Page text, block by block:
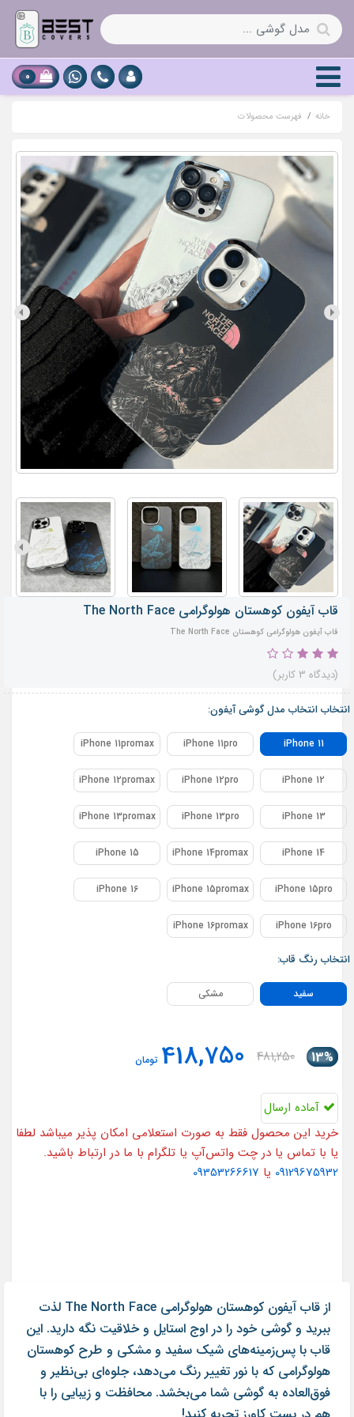
0
خانه فهرست محصولات
قاب آیفون کوهستان هولوگرامی The North Face
قاب آیفون هولوگرامی کوهستان The North Face
(دیدگاه 3 کاربر)
انتخاب انتخاب مدل گوشی آیفون:
iPhone 11
iPhone 11pro
iPhone 11promax
iPhone 12
iPhone 12pro
iPhone 12promax
iPhone 13
iPhone 13pro
iPhone 13promax
iPhone 14
iPhone 14promax
iPhone 15
iPhone 15pro
iPhone 15promax
iPhone 16
iPhone 16pro
iPhone 16promax
انتخاب رنگ قاب:
سفید مشکی
13%
481,250
418,750 تومان
آماده ارسال
خرید این محصول فقط به صورت استعلامی امکان پذیر میباشد لطفا
یا با تماس یا در چت واتس‌آپ یا تلگرام با ما در ارتباط باشید.
09129675932 یا 09353266617
از قاب آیفون کوهستان هولوگرامی The North Face لذت
ببرید و گوشی خود را در اوج استایل و خلاقیت نگه دارید. این
قاب با پس‌زمینه‌های شیک سفید و مشکی و طرح کوهستان
هولوگرامی که با نور تغییر رنگ می‌دهد، جلوه‌ای بی‌نظیر و
فوق‌العاده به گوشی شما می‌بخشد. محافظت و زیبایی را با